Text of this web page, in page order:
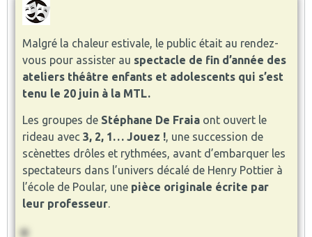
Malgré la chaleur estivale, le public était au rendez-
vous pour assister au spectacle de fin d’année des
ateliers théâtre enfants et adolescents qui s’est
tenu le 20 juin à la MTL.
Les groupes de Stéphane De Fraiaont ouvert le
rideau avec 3, 2, 1… Jouez !, une succession de
scènettes drôles et rythmées, avant d’embarquer les
spectateurs dans l’univers décalé de Henry Pottier à
l’école de Poular, une pièce originale écrite par
leur professeur.